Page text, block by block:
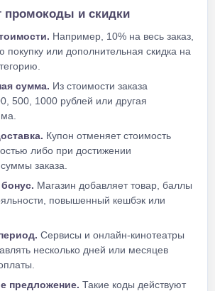
промокоды и скидки
Например, 10% на весь заказ,
покупку или дополнительная скидка на
сумма. Из стоимости заказа
500, 1000 рублей или другая
Купон отменяет стоимость
либо при достижении
заказа.
Магазин добавляет товар, баллы
повышенный кешбэк или
Сервисы и онлайн-кинотеатры
несколько дней или месяцев
предложение. Такие коды действуют